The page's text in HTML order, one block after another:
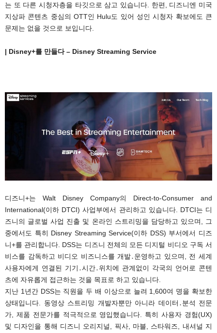
는 또 다른 시청자층을 타깃으로 삼고 있습니다. 한편, 디즈니엔 미국
지상파 콘텐츠 중심의 OTT인 Hulu도 있어 성인 시청자 확보에도 큰
문제는 없을 것으로 보입니다.
| Disney+를 만들다 – Disney Streaming Service
디즈니+는 Walt Disney Company의 Direct-to-Consumer and
International(이하 DTCI) 사업부에서 관리하고 있습니다. DTCI는 디
즈니의 글로벌 사업 진출 및 온라인 스트리밍을 담당하고 있으며, 그
중에서도 특히 Disney Streaming Service(이하 DSS) 부서에서 디즈
니+를 관리합니다. DSS는 디즈니 전체의 모든 디지털 비디오 구독 서
비스를 감독하고 비디오 비즈니스를 개발․운영하고 있으며, 전 세계
사용자에게 연결된 기기․시간․위치에 관계없이 각국의 언어로 콘텐
츠에 자유롭게 접근하는 것을 목표로 하고 있습니다.
지난 1년간 DSS는 직원을 두 배 이상으로 늘려 1,600여 명을 확보한
상태입니다. 동영상 스트리밍 개발자뿐만 아니라 데이터․분석 전문
가, 제품 전문가를 적극적으로 영입했습니다. 특히 사용자 경험(UX)
및 디자인을 통해 디즈니 오리지널, 픽사, 마블, 스타워즈, 내셔널 지